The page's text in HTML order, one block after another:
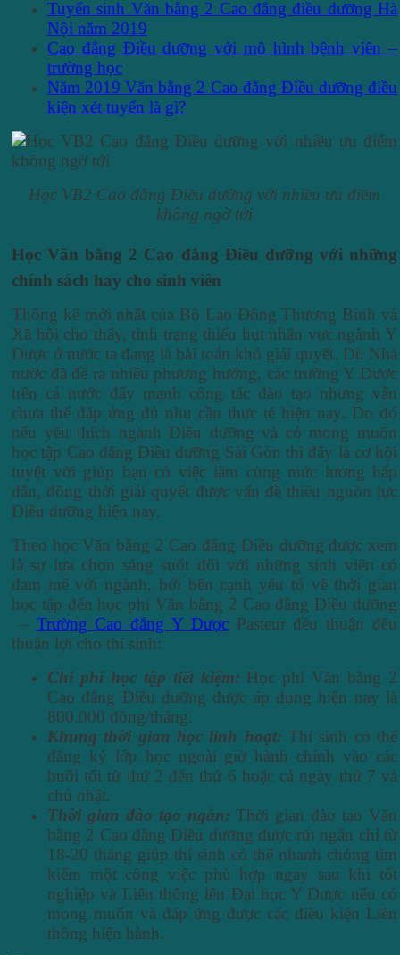
Tuyển sinh Văn bằng 2 Cao đẳng điều dưỡng Hà
Nội năm 2019
Cao đẳng Điều dưỡng với mô hình bệnh viên –
trường học
Năm 2019 Văn bằng 2 Cao đẳng Điều dưỡng điều
kiện xét tuyển là gì?
Học VB2 Cao đẳng Điều dưỡng với nhiều ưu điểm
không ngờ tới
Học Văn bằng 2 Cao đẳng Điều dưỡng với những
chính sách hay cho sinh viên
Thống kê mới nhất của Bộ Lao Động Thương Binh và
Xã hội cho thấy, tình trạng thiếu hụt nhân vực ngành Y
Dược ở nước ta đang là bài toán khó giải quyết. Dù Nhà
nước đã đề ra nhiều phương hướng, các trường Y Dược
trên cả nước đẩy mạnh công tác đào tạo nhưng vẫn
chưa thể đáp ứng đủ nhu cầu thực tế hiện nay. Do đó
nếu yêu thích ngành Điều dưỡng và có mong muốn
học tập Cao đẳng Điều dưỡng Sài Gòn thì đây là cơ hội
tuyệt vời giúp bạn có việc làm cùng mức lương hấp
dẫn, đồng thời giải quyết được vấn đề thiếu nguồn lực
Điều dưỡng hiện nay.
Theo học Văn bằng 2 Cao đẳng Điều dưỡng được xem
là sự lựa chọn sáng suốt đối với những sinh viên có
đam mê với ngành, bởi bên cạnh yếu tố về thời gian
học tập đến học phí Văn bằng 2 Cao đẳng Điều dưỡng
– Trường Cao đẳng Y DượcPasteur đều thuận đều
thuận lợi cho thí sinh:
Chi phí học tập tiết kiệm: Học phí Văn bằng 2
Cao đẳng Điều dưỡng được áp dụng hiện nay là
800.000 đồng/tháng.
Khung thời gian học linh hoạt: Thí sinh có thể
đăng ký lớp học ngoài giờ hành chính vào các
buổi tối từ thứ 2 đến thứ 6 hoặc cả ngày thứ 7 và
chủ nhật.
Thời gian đào tạo ngắn: Thời gian đào tạo Văn
bằng 2 Cao đẳng Điều dưỡng được rút ngắn chỉ từ
18-20 tháng giúp thí sinh có thể nhanh chóng tìm
kiếm một công việc phù hợp ngay sau khi tốt
nghiệp và Liên thông lên Đại học Y Dược nếu có
mong muốn và đáp ứng được các điều kiện Liên
thông hiện hành.